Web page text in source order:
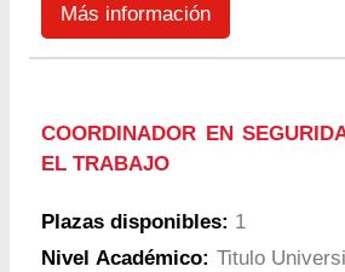
Más información
COORDINADOR EN
EL TRABAJO
Plazas disponibles: 1
Nivel Académico: Titulo